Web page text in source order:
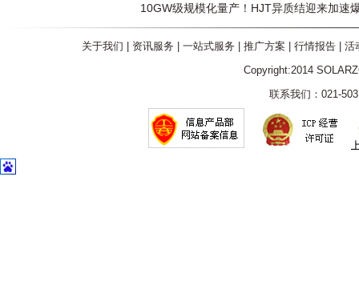
10GW级规模化量产！HJT异质结迎来加速
关于我们 资讯服务 一站式服务 推广方案 行情报告| 活
Copyright:2014
联系我们：021-